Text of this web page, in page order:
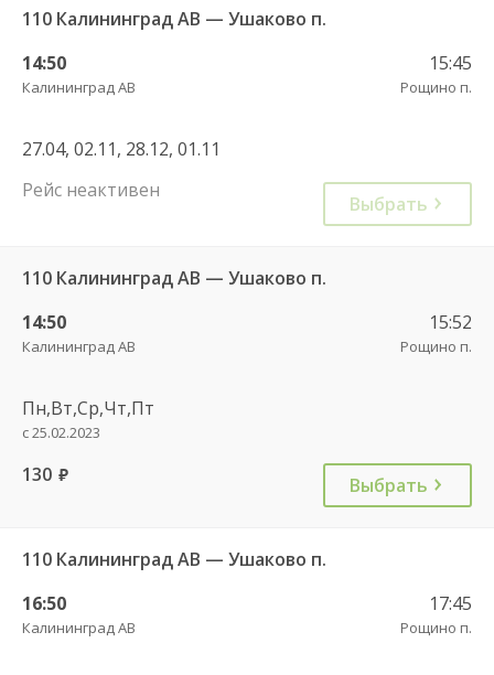
110 Калининград АВ — Ушаково п.
14:50
Калининград АВ
15:45
Рощино п.
27.04, 02.11, 28.12, 01.11
Рейс неактивен
Выбрать
110 Калининград АВ — Ушаково п.
14:50
Калининград АВ
15:52
Рощино п.
Пн,Вт,Ср,Чт,Пт
с 25.02.2023
130 руб. Выбрать
110 Калининград АВ — Ушаково п.
16:50
Калининград АВ
17:45
Рощино п.